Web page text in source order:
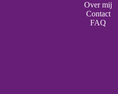
Over mij
Contact
FAQ